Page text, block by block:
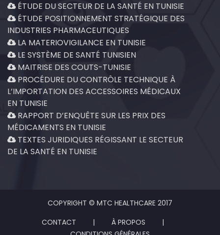
ÉTUDE DU SECTEUR DE LA SANTÉ EN TUNISIE
ÉTUDE POSITIONNEMENT STRATÉGIQUE DES
INDUSTRIES PHARMACEUTIQUES
LA MATERIOVIGILANCE EN TUNISIE
LE SYSTÈME DE SANTÉ TUNISIEN
MAITRISE DES COUTS-TUNISIE
PROCÉDURE DU CONTRÔLE TECHNIQUE À
L’IMPORTATION DES ACCESSOIRES MÉDICAUX
EN TUNISIE
RAPPORT D’ENQUÊTE SUR LES PRIX DES
MÉDICAMENTS EN TUNISIE
TEXTES JURIDIQUES RÉGISSANT LE SECTEUR
DE LA SANTÉ EN TUNISIE
COPYRIGHT © MTC HEALTHCARE 2017
CONTACT
| À PROPOS
|